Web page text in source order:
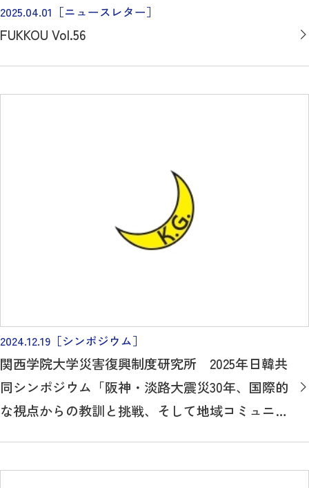
2025.04.01 ［ニュースレター］
FUKKOU Vol.56
2024.12.19 ［シンポジウム］
関西学院大学災害復興制度研究所 2025年日韓共
同シンポジウム「阪神・淡路大震災30年、国際的
な視点からの教訓と挑戦、そして地域コミュニ